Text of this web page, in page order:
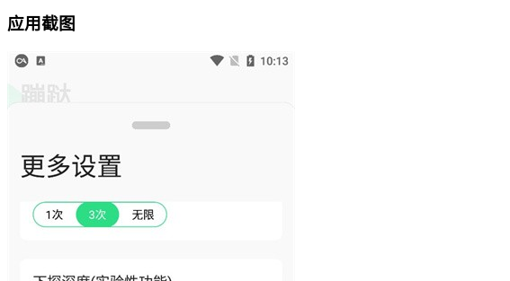
应用截图